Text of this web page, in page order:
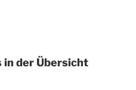
der Übersicht